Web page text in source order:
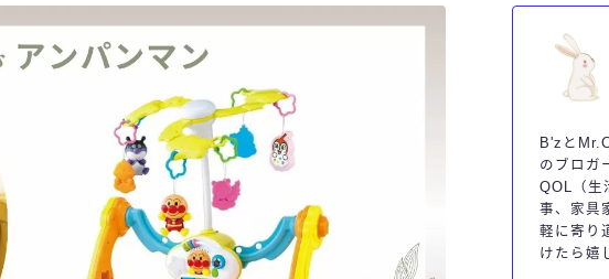
格安SIM
暮らし
資格勉強
キャリア
B'zと
のブロガ
QOL（生
事、家具
軽に寄り
けたら嬉